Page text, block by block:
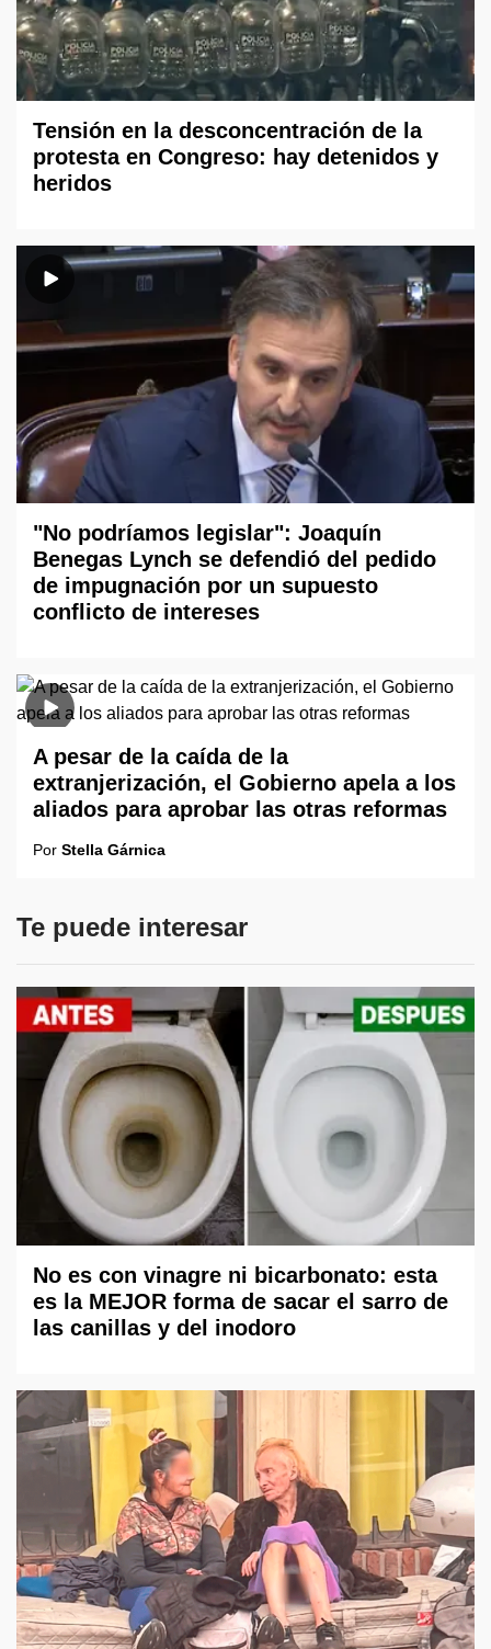
Tensión en la desconcentración de la
protesta en Congreso: hay detenidos y
heridos
"No podríamos legislar": Joaquín
Benegas Lynch se defendió del pedido
de impugnación por un supuesto
conflicto de intereses
A pesar de la caída de la
extranjerización, el Gobierno apela a los
aliados para aprobar las otras reformas
Por Stella Gárnica
Te puede interesar
No es con vinagre ni bicarbonato: esta
es la MEJOR forma de sacar el sarro de
las canillas y del inodoro